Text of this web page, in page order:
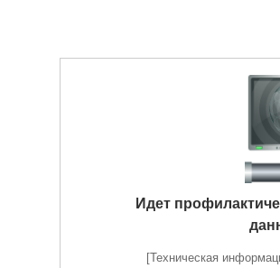
Идет
[Техническая